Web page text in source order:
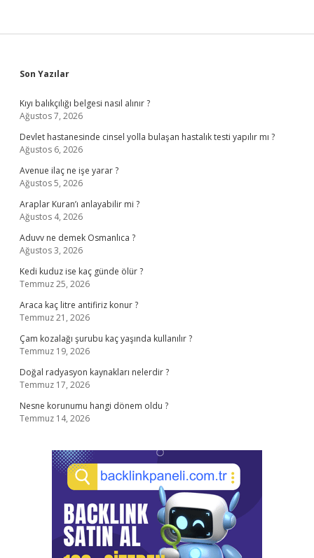
Sidebar
Son Yazılar
Kıyı balıkçılığı belgesi nasıl alınır ?
Ağustos 7, 2026
Devlet hastanesinde cinsel yolla bulaşan hastalık testi yapılır mı ?
Ağustos 6, 2026
Avenue ilaç ne işe yarar ?
Ağustos 5, 2026
Araplar Kuran’ı anlayabilir mi ?
Ağustos 4, 2026
Aduvv ne demek Osmanlıca ?
Ağustos 3, 2026
Kedi kuduz ise kaç günde ölür ?
Temmuz 25, 2026
Araca kaç litre antifiriz konur ?
Temmuz 21, 2026
Çam kozalağı şurubu kaç yaşında kullanılır ?
Temmuz 19, 2026
Doğal radyasyon kaynakları nelerdir ?
Temmuz 17, 2026
Nesne korunumu hangi dönem oldu ?
Temmuz 14, 2026